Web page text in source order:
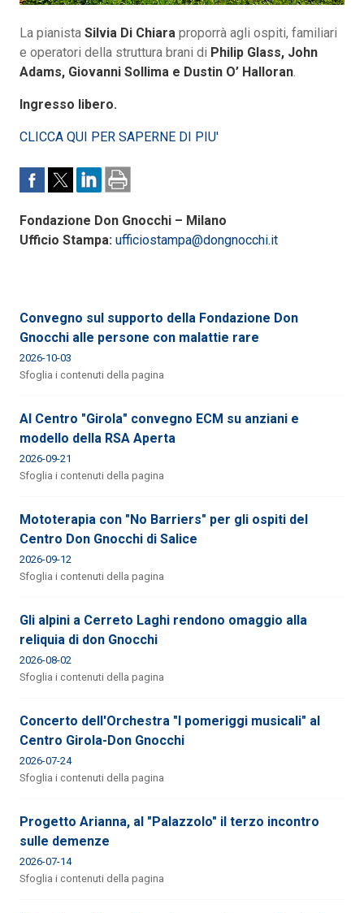
La pianista Silvia Di Chiara proporrà agli ospiti, familiari
e operatori della struttura brani di Philip Glass, John
Adams, Giovanni Sollima e Dustin O’ Halloran
Ingresso libero.
CLICCA QUI PER SAPERNE DI PIU'
Fondazione Don Gnocchi – Milano
Ufficio Stampa: ufficiostampa@dongnocchi.it
Convegno sul supporto della Fondazione Don
Gnocchi alle persone con malattie rare
2026-10-03
Sfoglia i contenuti della pagina
Al Centro "Girola" convegno ECM su anziani e
modello della RSA Aperta
2026-09-21
Sfoglia i contenuti della pagina
Mototerapia con "No Barriers" per gli ospiti del
Centro Don Gnocchi di Salice
2026-09-12
Sfoglia i contenuti della pagina
Gli alpini a Cerreto Laghi rendono omaggio alla
reliquia di don Gnocchi
2026-08-02
Sfoglia i contenuti della pagina
Concerto dell'Orchestra "I pomeriggi musicali" al
Centro Girola-Don Gnocchi
2026-07-24
Sfoglia i contenuti della pagina
Progetto Arianna, al "Palazzolo" il terzo incontro
sulle demenze
2026-07-14
Sfoglia i contenuti della pagina